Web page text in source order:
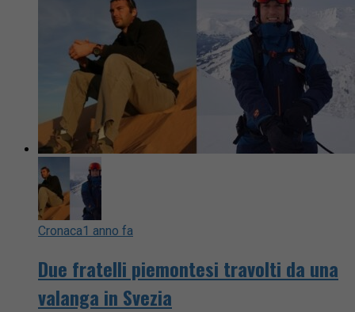
Cronaca1 anno fa
Due fratelli piemontesi travolti da una
valanga in Svezia